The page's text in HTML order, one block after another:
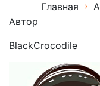
Главная
Автор
BlackCrocodile